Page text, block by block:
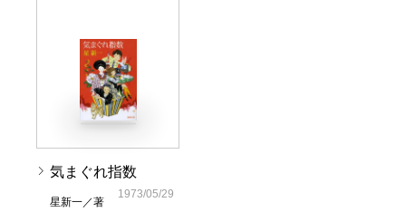
気まぐれ指数
星新一／著
1973/05/29